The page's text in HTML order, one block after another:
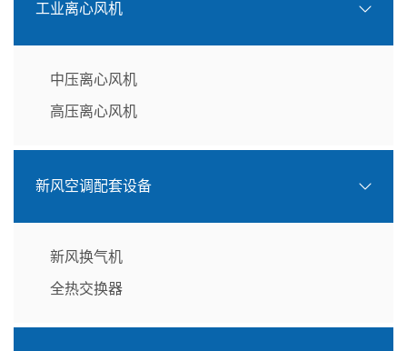
工业离心风机
中压离心风机
高压离心风机
新风空调配套设备
新风换气机
全热交换器